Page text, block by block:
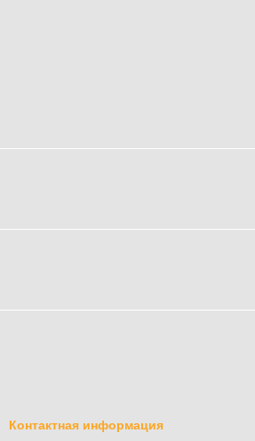
Контактная информация